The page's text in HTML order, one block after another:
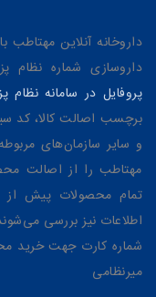
داروخانه آنلاین مهتاطب
داروسازی شماره نظام پزشکی: د-3247،
پروفایل در سامانه نظام
برچسب اصالت کالا، کد
و سایر سازمان‌های
مهتاطب را از اصالت
تمام محصولات پیش از
اطلاعات نیز بررسی
میرنظامی